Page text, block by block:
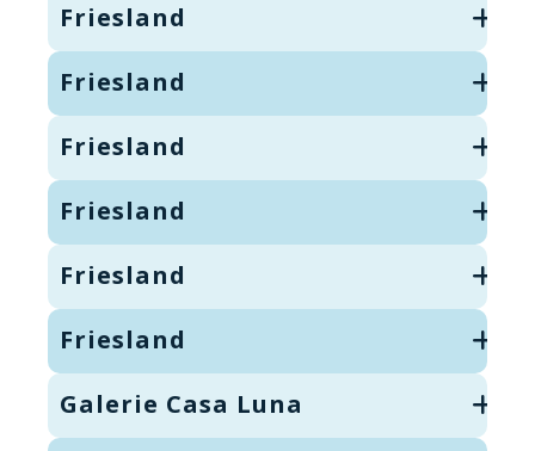
Friesland
Friesland
Friesland
Friesland
Friesland
Friesland
Galerie Casa Luna